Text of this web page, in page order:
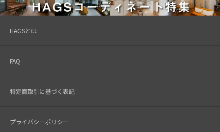
HAGSとは
FAQ
特定商取引に基づく表記
プライバシーポリシー